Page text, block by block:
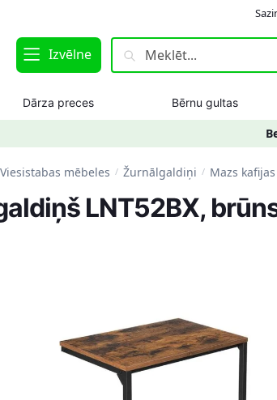
Izvēlne
Meklēt:
Dārza preces Bērnu gultas
Viesistabas mēbeles / Žurnālgaldiņi / Mazs
LNT52BX,